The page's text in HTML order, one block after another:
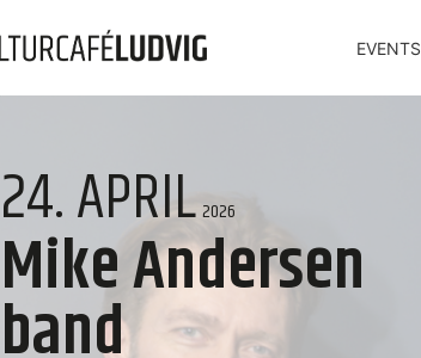
EVENTS
24. APRIL 2026
Mike Andersen
band